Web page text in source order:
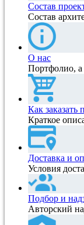
Состав
Состав
О нас
Портфолио, а
Как заказать
Краткое
Доставка и
Условия
Подбор и
Авторский